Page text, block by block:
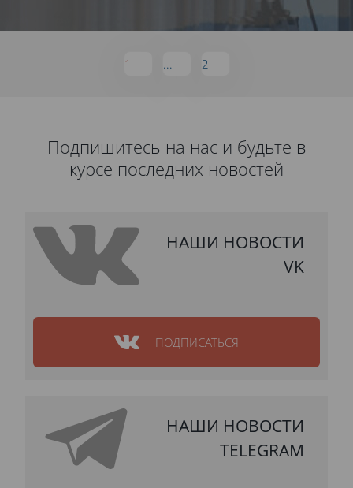
1 ... 2
Подпишитесь на нас и будьте в
курсе последних новостей
НАШИ НОВОСТИ
VK
ПОДПИСАТЬСЯ
НАШИ НОВОСТИ
TELEGRAM